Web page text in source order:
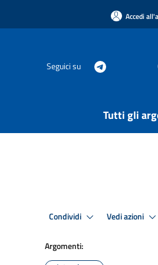
Accedi
Seguici su
Tutti gli
Condividi Vedi azioni
Argomenti: